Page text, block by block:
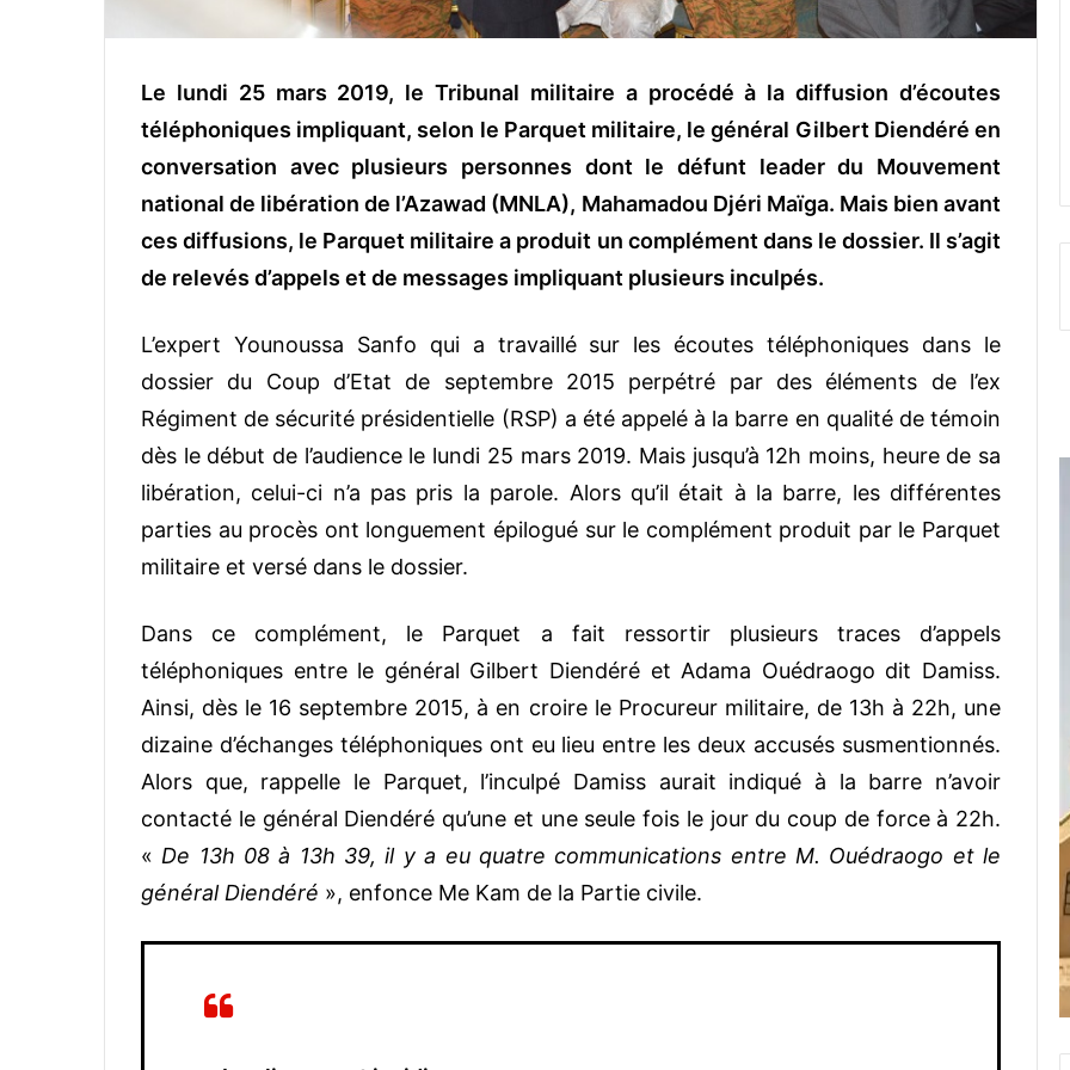
Le lundi 25 mars 2019, le Tribunal militaire a procédé à la diffusion d’écoutes
téléphoniques impliquant, selon le Parquet militaire, le général Gilbert Diendéré en
conversation avec plusieurs personnes dont le défunt leader du Mouvement
national de libération de l’Azawad (MNLA), Mahamadou Djéri Maïga. Mais bien avant
ces diffusions, le Parquet militaire a produit un complément dans le dossier. Il s’agit
de relevés d’appels et de messages impliquant plusieurs inculpés.
L’expert Younoussa Sanfo qui a travaillé sur les écoutes téléphoniques dans le
dossier du Coup d’Etat de septembre 2015 perpétré par des éléments de l’ex
Régiment de sécurité présidentielle (RSP) a été appelé à la barre en qualité de témoin
dès le début de l’audience le lundi 25 mars 2019. Mais jusqu’à 12h moins, heure de sa
libération, celui-ci n’a pas pris la parole. Alors qu’il était à la barre, les différentes
parties au procès ont longuement épilogué sur le complément produit par le Parquet
militaire et versé dans le dossier.
Dans ce complément, le Parquet a fait ressortir plusieurs traces d’appels
téléphoniques entre le général Gilbert Diendéré et Adama Ouédraogo dit Damiss.
Ainsi, dès le 16 septembre 2015, à en croire le Procureur militaire, de 13h à 22h, une
dizaine d’échanges téléphoniques ont eu lieu entre les deux accusés susmentionnés.
Alors que, rappelle le Parquet, l’inculpé Damiss aurait indiqué à la barre n’avoir
contacté le général Diendéré qu’une et une seule fois le jour du coup de force à 22h.
«De 13h 08 à 13h 39, il y a eu quatre communications entre M. Ouédraogo et le
général Diendéré », enfonce Me Kam de la Partie civile.